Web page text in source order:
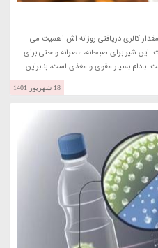
کالری دریافتی روزانه اش اهمیت می
این شیر برای صبحانه، عصرانه و حتی برای
بادام بسیار مقوی و مغذی است، بنابراین
18 شهریور 1401